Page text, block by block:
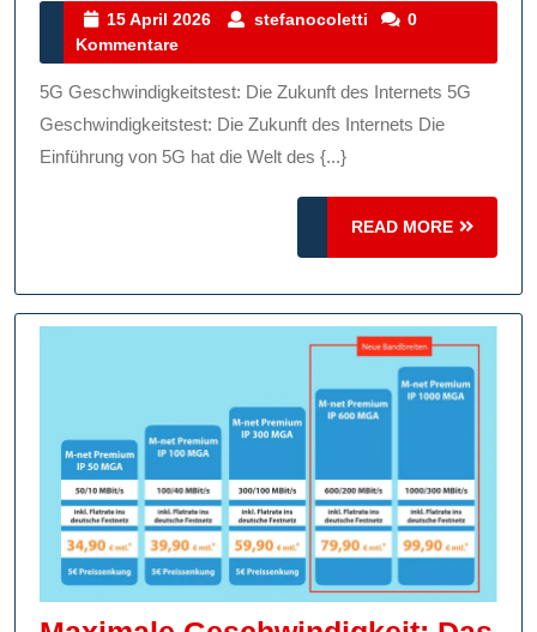
Die
Zukunft
Der
15 April 2026
15
2026
stefanocoletti stefanocoletti
0
Kommentare
5G Geschwindigkeitstest: Die Zukunft des Internets 5G
Geschwindigkeitstest: Die Zukunft des Internets Die
Einführung von 5G hat die Welt des {...}
READ MORE
READ
MORE